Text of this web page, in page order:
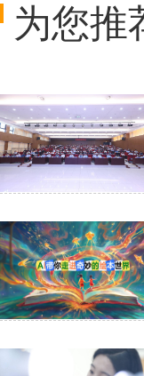
为您推